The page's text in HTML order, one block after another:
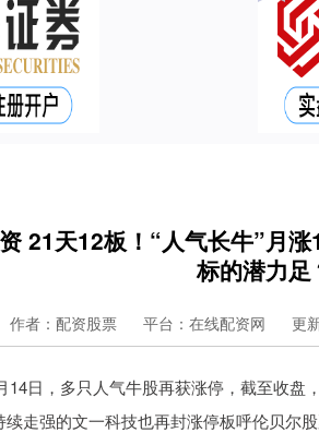
21天12板！“人气长牛”月
标的潜力足
作者：配资股票 平台：在线配资网 更
14日，多只人气牛股再获涨停，截至收
走强的文一科技也再封涨停板呼伦贝尔